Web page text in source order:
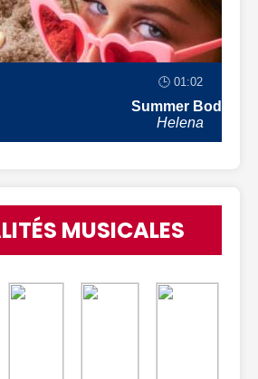
🕒 01:02
Summer Body
Helena
MUSICALES